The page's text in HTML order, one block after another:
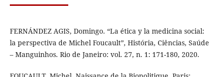
FERNÁNDEZ AGIS, Domingo. “La ética y la medicina social:
la perspectiva de Michel Foucault”, História, Ciências, Saúde
– Manguinhos. Rio de Janeiro: vol. 27, n. 1: 171-180, 2020.